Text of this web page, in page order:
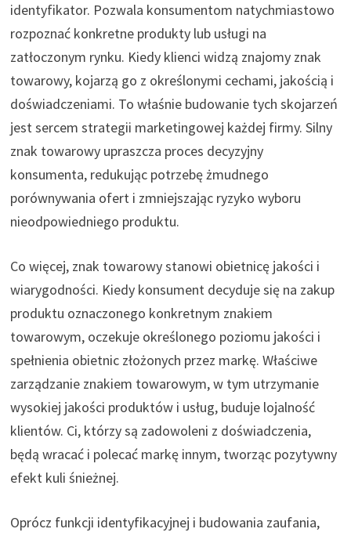
identyfikator. Pozwala konsumentom natychmiastowo
rozpoznać konkretne produkty lub usługi na
zatłoczonym rynku. Kiedy klienci widzą znajomy znak
towarowy, kojarzą go z określonymi cechami, jakością i
doświadczeniami. To właśnie budowanie tych skojarzeń
jest sercem strategii marketingowej każdej firmy. Silny
znak towarowy upraszcza proces decyzyjny
konsumenta, redukując potrzebę żmudnego
porównywania ofert i zmniejszając ryzyko wyboru
nieodpowiedniego produktu.
Co więcej, znak towarowy stanowi obietnicę jakości i
wiarygodności. Kiedy konsument decyduje się na zakup
produktu oznaczonego konkretnym znakiem
towarowym, oczekuje określonego poziomu jakości i
spełnienia obietnic złożonych przez markę. Właściwe
zarządzanie znakiem towarowym, w tym utrzymanie
wysokiej jakości produktów i usług, buduje lojalność
klientów. Ci, którzy są zadowoleni z doświadczenia,
będą wracać i polecać markę innym, tworząc pozytywny
efekt kuli śnieżnej.
Oprócz funkcji identyfikacyjnej i budowania zaufania,